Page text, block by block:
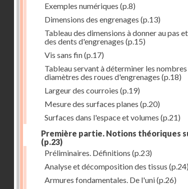
Exemples numériques (p.8)
Dimensions des engrenages (p.13)
Tableau des dimensions à donner au pas
des dents d'engrenages (p.15)
Vis sans fin(p.17)
Tableau servant à déterminer les
diamètres des roues d'engrenages (p.18)
Largeur des courroies (p.19)
Mesure des surfaces planes (p.20)
Surfaces dans l'espace et volumes (p.21)
Première partie. Notions théoriques
(p.23)
Préliminaires. Définitions (p.23)
Analyse et décomposition des tissus (p.24)
Armures fondamentales. De l'uni(p.26)